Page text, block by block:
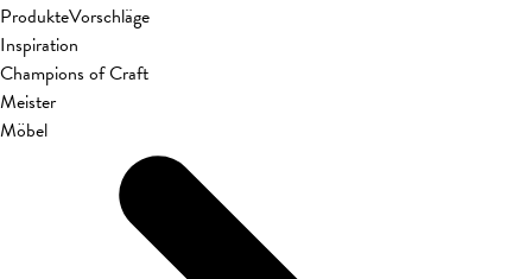
ProdukteVorschläge
Inspiration
Champions of Craft
Meister
Möbel